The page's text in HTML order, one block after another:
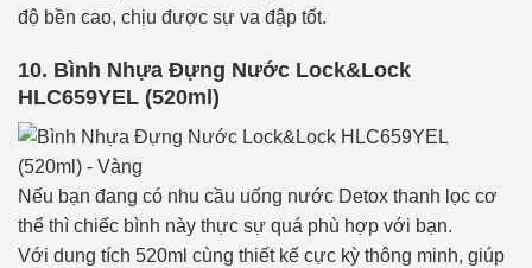
độ bền cao, chịu được sự va đập tốt.
10. Bình Nhựa Đựng Nước Lock&Lock
HLC659YEL (520ml)
Nếu bạn đang có nhu cầu uống nước Detox thanh lọc cơ
thể thì chiếc bình này thực sự quá phù hợp với bạn.
Với dung tích 520ml cùng thiết kế cực kỳ thông minh, giúp